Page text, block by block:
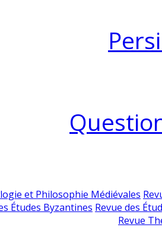
et Philosophie Médiévales
Études Byzantines Revue des
Revue